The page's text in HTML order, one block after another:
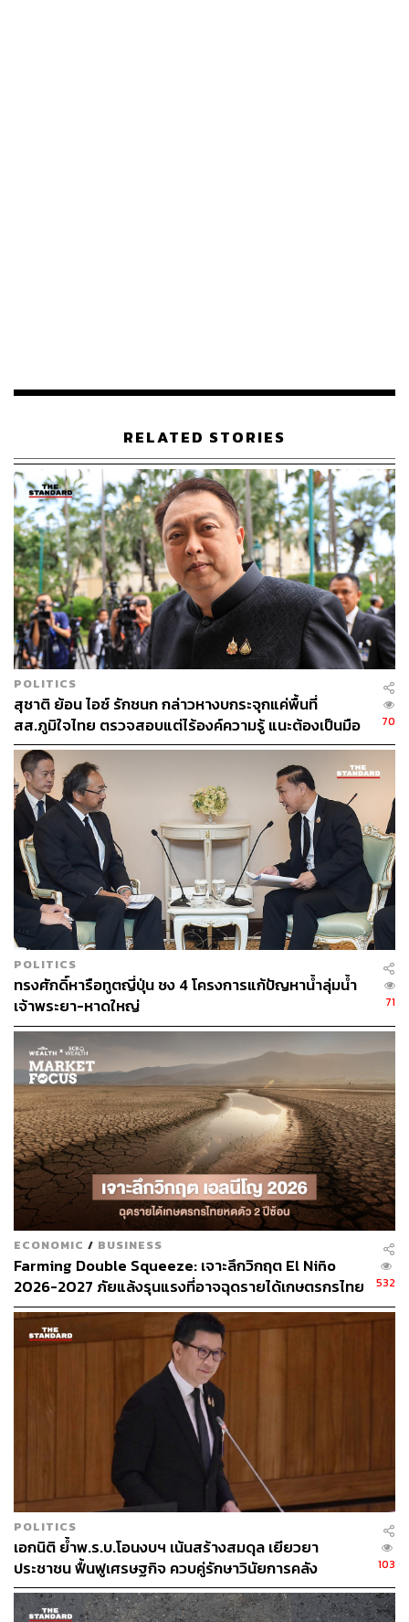
ได้ร่วมมือกับกรมชลประทานเร่งดำเนินการแก้ไขปัญหาดัง
กล่าวอยู่ โดยทางการประปานครหลวงเองได้พยายามสูบ
น้ำดิบในช่วงเวลาที่น้ำทะเลหนุนให้น้อยที่สุดเท่าที่จะทำได้
ทั้งนี้ หน่วยความเค็มเป็นหน่วย กรัมต่อลิตร ค่าที่เกิน 0.3 กรัม
ต่อลิตร หรือ 300 PPM จะเริ่มเป็นน้ำกร่อย (มาตรฐานน้ำดื่ม
ขององค์การอนามัยโลก: WHO) โดยผู้ที่อยู่ในกลุ่มเสี่ยงคือ
คนเป็นโรคไต หัวใจ เบาหวาน ความดันโลหิตสูง ผู้สูงอายุ
และเด็กเล็ก ควรหลีกเลี่ยงการดื่มน้ำประปาช่วงนี้ และแนะนำ
ให้ใช้น้ำกรองผ่านระบบ RO ด้วย นอกจากนี้ ควรลดการเติม
เครื่องปรุงรสให้น้อยลงในการใช้น้ำเพื่อปรุงอาหารอีกด้วย
ประชาชนสามารถติดตามข้อมูลคุณภาพน้ำประปาออนไลน์
แบบเรียลไทม์ได้ด้วยตนเองทางtwqonline.mwa.co.th/map.p
hp
TAGS: เขื่อน สำนักงานทรัพยากรน้ำแห่งชาติ ภัยแล้ง
34
THE STANDARD TEAM
กองบรรณาธิการ THE STANDARD
RELATED STORIES
POLITICS
สุชาติ ย้อน ไอซ์ รักชนก กล่าวหางบกระจุกแค่พื้นที่
สส.ภูมิใจไทย ตรวจสอบแต่ไร้องค์ความรู้ แนะต้องเป็นมือ
อาชีพกว่านี้
70
POLITICS
ทรงศักดิ์หารือทูตญี่ปุ่น ชง 4 โครงการแก้ปัญหาน้ำลุ่มน้ำ
เจ้าพระยา-หาดใหญ่
71
ECONOMIC / BUSINESS
Farming Double Squeeze: เจาะลึกวิกฤต El Niño
2026-2027 ภัยแล้งรุนแรงที่อาจฉุดรายได้เกษตรกรไทย
หดตัวต่อเนื่อง 2 ปีซ้อน
532
POLITICS
เอกนิติ ย้ำพ.ร.บ.โอนงบฯ เน้นสร้างสมดุล เยียวยา
ประชาชน ฟื้นฟูเศรษฐกิจ ควบคู่รักษาวินัยการคลัง
103